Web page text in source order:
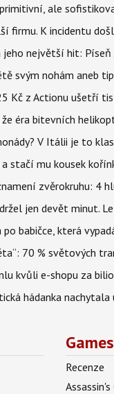
ale
firmu. K incidentu
jeho největší hit: Píseň
svým nohám aneb
Kč z Actionu ušetří
éra bitevních
V Itálii je to
stačí mu kousek
zvěrokruhu: 4
jen devět minut.
po babičce, která
70 % světových
kvůli e-shopu za
hádanka
Recenze
Assassin's